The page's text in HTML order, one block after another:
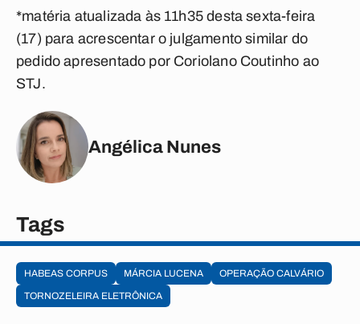
*matéria atualizada às 11h35 desta sexta-feira
(17) para acrescentar o julgamento similar do
pedido apresentado por Coriolano Coutinho ao
STJ.
Angélica Nunes
Tags
HABEAS CORPUS MÁRCIA LUCENA
OPERAÇÃO CALVÁRIO
TORNOZELEIRA ELETRÔNICA